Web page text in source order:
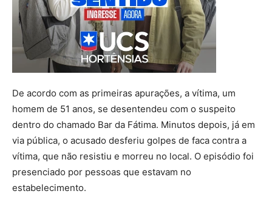
De acordo com as primeiras apurações, a vítima, um
homem de 51 anos, se desentendeu com o suspeito
dentro do chamado Bar da Fátima. Minutos depois, já em
via pública, o acusado desferiu golpes de faca contra a
vítima, que não resistiu e morreu no local. O episódio foi
presenciado por pessoas que estavam no
estabelecimento.